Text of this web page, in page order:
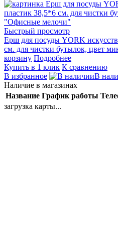
Быстрый просмотр
Ерш для посуды YORK
см. для чистки бутылок, цвет
корзину Подробнее
Купить в 1 клик К сравнению
В избранное
В
Наличие в магазинах
Название График работы
загрузка карты...